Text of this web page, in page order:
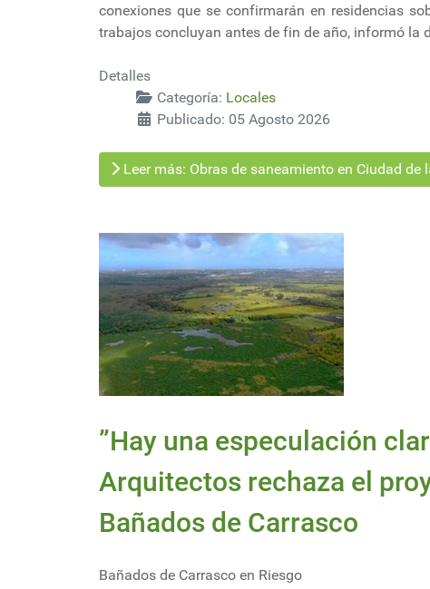
conexiones que se confirmarán en residencias
trabajos concluyan antes de fin de año, informó la
Detalles
Categoría: Locales
Publicado: 05 Agosto 2026
Leer más: Obras de saneamiento en Ciudad
”Hay una especulación
Arquitectos rechaza el
Bañados de Carrasco
Bañados de Carrasco en Riesgo